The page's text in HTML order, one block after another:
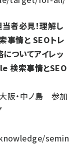
者必見！理解し
事情と SEOトレ
ついてアイレッ
検索事情とSEO
阪・中ノ島 参加
semin